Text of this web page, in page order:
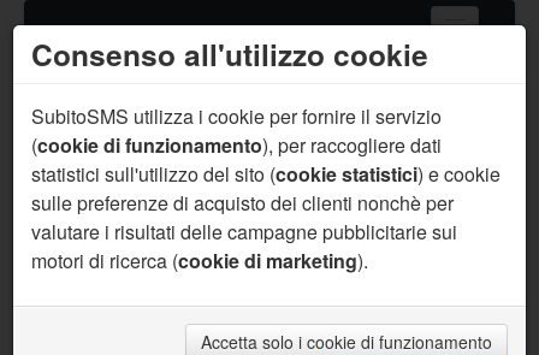
Home
Servizi SMS
Gateway SMS
Acquista SMS
Aiuto
Sei un programmatore ?
personalizzate, SMS per sviluppo gratuiti e molto
Consenso all'utilizzo cookie
SubitoSMS utilizza i cookie per fornire il servizio
(cookie di funzionamento), per raccogliere dati
statistici sull'utilizzo del sito (cookie statistici) e cookie
sulle preferenze di acquisto dei clienti nonchè per
valutare i risultati delle campagne pubblicitarie sui
motori di ricerca (cookie di marketing).
Accetta solo i cookie di funzionamento